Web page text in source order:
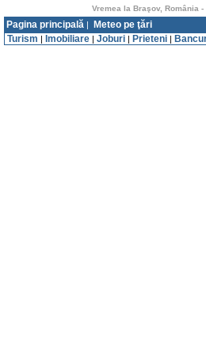
Vremea la Braşov, România
Pagina principală |
Meteo pe ţări
Turism | Imobiliare | Joburi | Prieteni |